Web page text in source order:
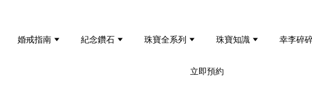
婚戒指南 紀念鑽石 珠寶全系列 珠寶知識 幸李碎
立即預約